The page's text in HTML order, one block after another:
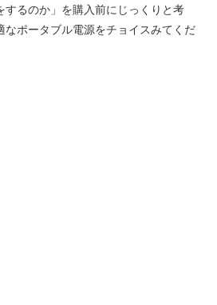
するのか」を購入前にじっくりと考
なポータブル電源をチョイスみてくだ